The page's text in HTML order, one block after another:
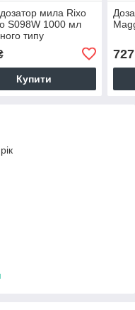
мила Rixo
S098W 1000 мл
типу
Купити
727